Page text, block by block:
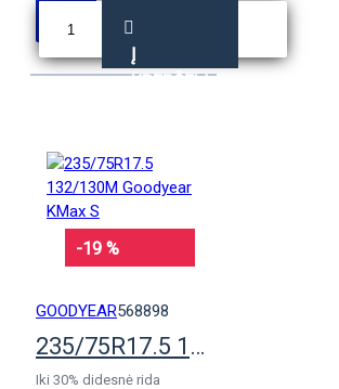
Į
KREPŠELĮ
-19 %
GOODYEAR568898
235/75R17.5 132/130M Goodyear KMax S
Iki 30% didesnė rida